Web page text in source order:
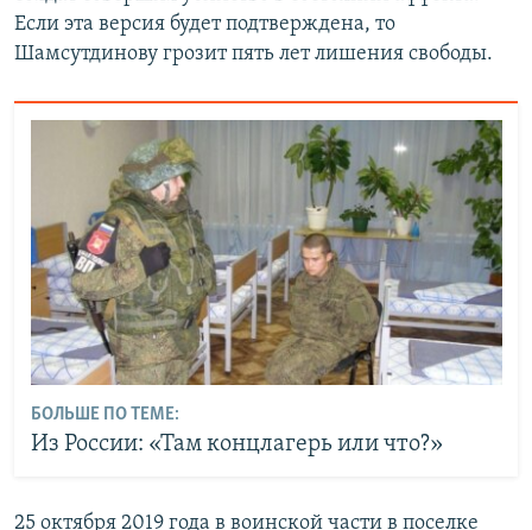
Если эта версия будет подтверждена, то
Шамсутдинову грозит пять лет лишения свободы.
БОЛЬШЕ ПО ТЕМЕ:
Из России: «Там концлагерь или что?»
25 октября 2019 года в воинской части в поселке